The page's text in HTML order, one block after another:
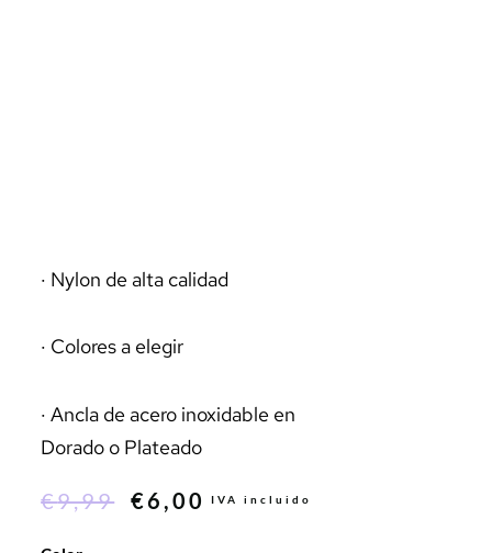
· Nylon de alta calidad
· Colores a elegir
· Ancla de acero inoxidable en
Dorado o Plateado
€9,99
El
€6,00
El
IVA incluido